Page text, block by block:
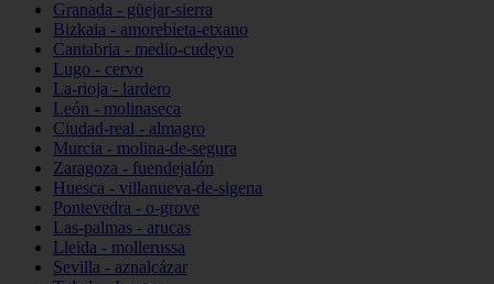
Granada - güejar-sierra
Bizkaia - amorebieta-etxano
Cantabria - medio-cudeyo
Lugo - cervo
La-rioja - lardero
León - molinaseca
Ciudad-real - almagro
Murcia - molina-de-segura
Zaragoza - fuendejalón
Huesca - villanueva-de-sigena
Pontevedra - o-grove
Las-palmas - arucas
Lleida - mollerussa
Sevilla - aznalcázar